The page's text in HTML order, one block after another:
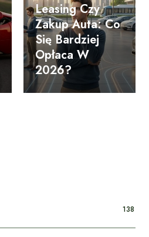
Leasing Czy
Zakup Auta: Co
Się Bardziej
Opłaca W
2026?
138